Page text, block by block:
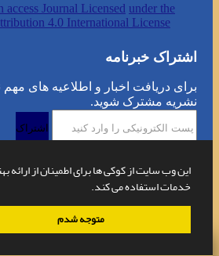
این وب سایت از کوکی ها برای اطمینان از ارائه
خدمات استفاده می کند.
متوجه شدم
access Journal Licensed under the
4.0 International License
اشتراک خبرنامه
برای دریافت اخبار و اطلاعیه های مهم
نشریه مشترک شوید.
اشتراک